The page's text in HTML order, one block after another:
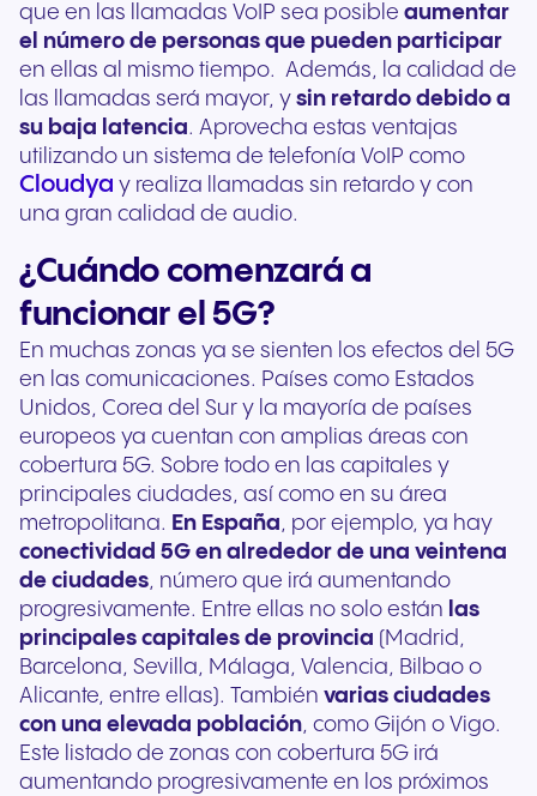
que en las llamadas VoIP sea posible aumentar
el número de personas que pueden participar
en ellas al mismo tiempo. Además, la calidad de
las llamadas será mayor, y sin retardo debido a
su baja latencia. Aprovecha estas ventajas
utilizando un sistema de telefonía VoIP como
Cloudya y realiza llamadas sin retardo y con
una gran calidad de audio.
¿Cuándo comenzará a
funcionar el 5G?
En muchas zonas ya se sienten los efectos del 5G
en las comunicaciones. Países como Estados
Unidos, Corea del Sur y la mayoría de países
europeos ya cuentan con amplias áreas con
cobertura 5G. Sobre todo en las capitales y
principales ciudades, así como en su área
metropolitana. En España, por ejemplo, ya hay
conectividad 5G en alrededor de una veintena
de ciudades, número que irá aumentando
progresivamente. Entre ellas no solo están las
principales capitales de provincia (Madrid,
Barcelona, Sevilla, Málaga, Valencia, Bilbao o
Alicante, entre ellas). También varias ciudades
con una elevada población, como Gijón o Vigo.
Este listado de zonas con cobertura 5G irá
aumentando progresivamente en los próximos